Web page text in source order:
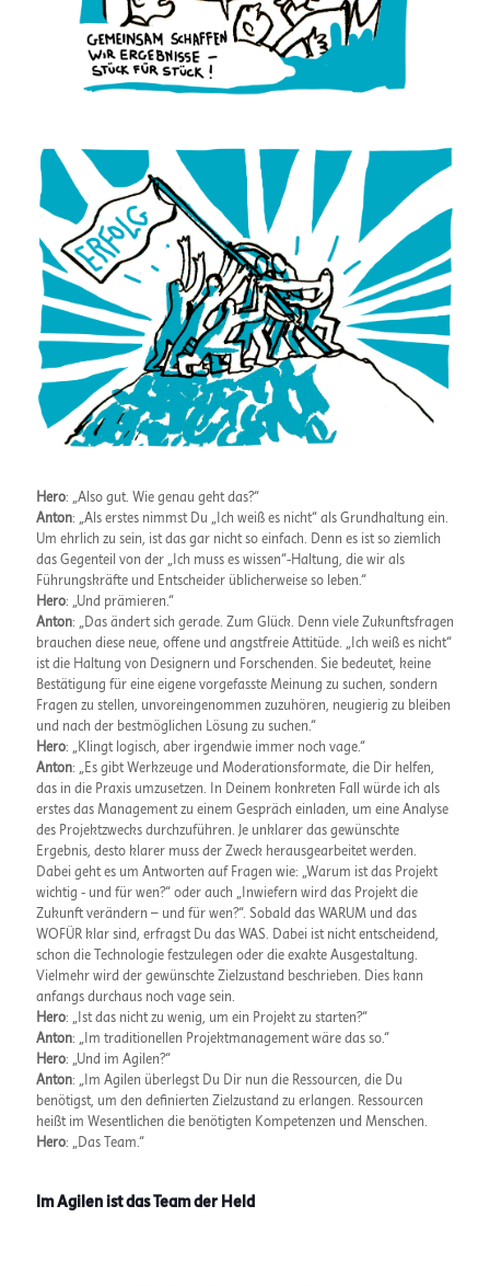
Hero: „Also gut. Wie genau geht das?“
Anton: „Als erstes nimmst Du „Ich weiß es nicht“ als Grundhaltung ein.
Um ehrlich zu sein, ist das gar nicht so einfach. Denn es ist so ziemlich
das Gegenteil von der „Ich muss es wissen“-Haltung, die wir als
Führungskräfte und Entscheider üblicherweise so leben.“
Hero: „Und prämieren.“
Anton: „Das ändert sich gerade. Zum Glück. Denn viele Zukunftsfragen
brauchen diese neue, offene und angstfreie Attitüde. „Ich weiß es nicht“
ist die Haltung von Designern und Forschenden. Sie bedeutet, keine
Bestätigung für eine eigene vorgefasste Meinung zu suchen, sondern
Fragen zu stellen, unvoreingenommen zuzuhören, neugierig zu bleiben
und nach der bestmöglichen Lösung zu suchen.“
Hero: „Klingt logisch, aber irgendwie immer noch vage.“
Anton: „Es gibt Werkzeuge und Moderationsformate, die Dir helfen,
das in die Praxis umzusetzen. In Deinem konkreten Fall würde ich als
erstes das Management zu einem Gespräch einladen, um eine Analyse
des Projektzwecks durchzuführen. Je unklarer das gewünschte
Ergebnis, desto klarer muss der Zweck herausgearbeitet werden.
Dabei geht es um Antworten auf Fragen wie: „Warum ist das Projekt
wichtig - und für wen?“ oder auch „Inwiefern wird das Projekt die
Zukunft verändern – und für wen?“. Sobald das WARUM und das
WOFÜR klar sind, erfragst Du das WAS. Dabei ist nicht entscheidend,
schon die Technologie festzulegen oder die exakte Ausgestaltung.
Vielmehr wird der gewünschte Zielzustand beschrieben. Dies kann
anfangs durchaus noch vage sein.
Hero: „Ist das nicht zu wenig, um ein Projekt zu starten?“
Anton: „Im traditionellen Projektmanagement wäre das so.“
Hero: „Und im Agilen?“
Anton: „Im Agilen überlegst Du Dir nun die Ressourcen, die Du
benötigst, um den definierten Zielzustand zu erlangen. Ressourcen
heißt im Wesentlichen die benötigten Kompetenzen und Menschen.
Hero: „Das Team.“
Im Agilen ist das Team der Held